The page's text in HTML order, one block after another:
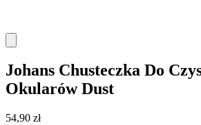
Johans Chusteczka Do
Okularów Dust
54,90 zł